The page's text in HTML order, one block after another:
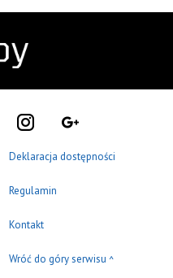
Deklaracja dostępności
Regulamin
Kontakt
Wróć do góry serwisu ^